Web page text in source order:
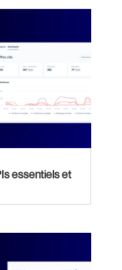
essentiels et